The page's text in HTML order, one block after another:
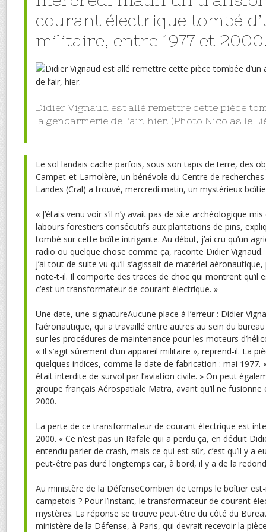
courant électrique tombé
militaire, entre 1977 et
Didier Vignaud est allé remettre cette pièce
la gendarmerie de l’air, hier. (Photo Nicolas le
Le sol landais cache parfois, sous son tapis de terre, des
Campet-et-Lamolère, un bénévole du Centre de
Landes (Cral) a trouvé, mercredi matin, un mystérieux
« J’étais venu voir s’il n’y avait pas de site archéologique
labours forestiers consécutifs aux plantations de pins,
tombé sur cette boîte intrigante. Au début, j’ai cru qu’un
radio ou quelque chose comme ça, raconte Didier
j’ai tout de suite vu qu’il s’agissait de matériel
note-t-il. Il comporte des traces de choc qui montrent qu’il
c’est un transformateur de courant électrique. »
Une date, une signatureAucune place à l’erreur : Didier
l’aéronautique, qui a travaillé entre autres au sein du
sur les procédures de maintenance pour les moteurs
« Il s’agit sûrement d’un appareil militaire », reprend-il. La
quelques indices, comme la date de fabrication : mai 1977.
était interdite de survol par l’aviation civile. » On peut
groupe français Aérospatiale Matra, avant qu’il ne fusionne
2000.
La perte de ce transformateur de courant électrique est
2000. « Ce n’est pas un Rafale qui a perdu ça, en déduit
entendu parler de crash, mais ce qui est sûr, c’est qu’il y a
peut-être pas duré longtemps car, à bord, il y a de la
Au ministère de la DéfenseCombien de temps le boîtier
campetois ? Pour l’instant, le transformateur de courant
mystères. La réponse se trouve peut-être du côté du
ministère de la Défense, à Paris, qui devrait recevoir la